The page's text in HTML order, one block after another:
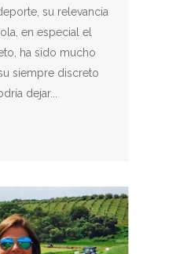
su relevancia
en especial el
ha sido mucho
siempre discreto
dejar...